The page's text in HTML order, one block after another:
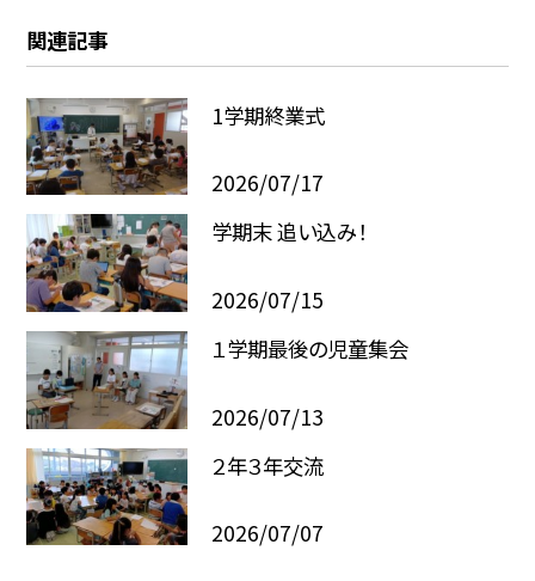
関連記事
1学期終業式
2026/07/17
学期末 追い込み！
2026/07/15
１学期最後の児童集会
2026/07/13
２年３年交流
2026/07/07